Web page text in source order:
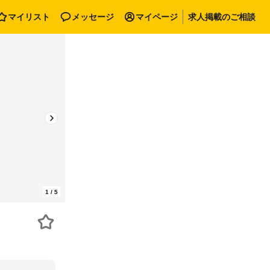
マイリスト メッセージ マイページ 求人掲載のご相談
1 / 5